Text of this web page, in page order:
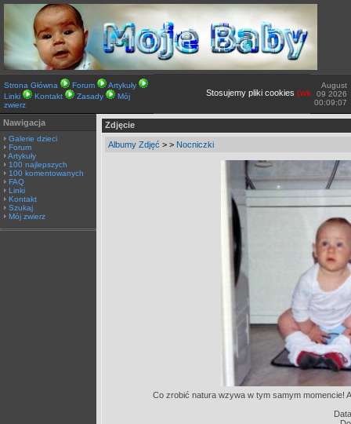
Strona Główna Forum
Artykuły
Linki
Kontakt Zasady
Mój
zwierz
Stosujemy pliki cookies(więcej TUTAJ).
August
09 2026
00:09:07
Nawigacja
Galerie dzieci
Forum
Artykuły
100 najlepszych
100 komentowanych
FAQ
Linki
Kontakt
Szukaj
Mój zwierz
Zdjęcie
Albumy Zdjęć > > Nocniczki
Co zrobić natura wzywa w tym samym momencie!